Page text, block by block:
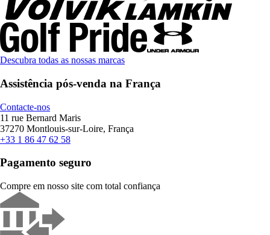
Descubra todas as nossas marcas
Assistência pós-venda na França
Contacte-nos
11 rue Bernard Maris
37270 Montlouis-sur-Loire, França
+33 1 86 47 62 58
Pagamento seguro
Compre em nosso site com total confiança